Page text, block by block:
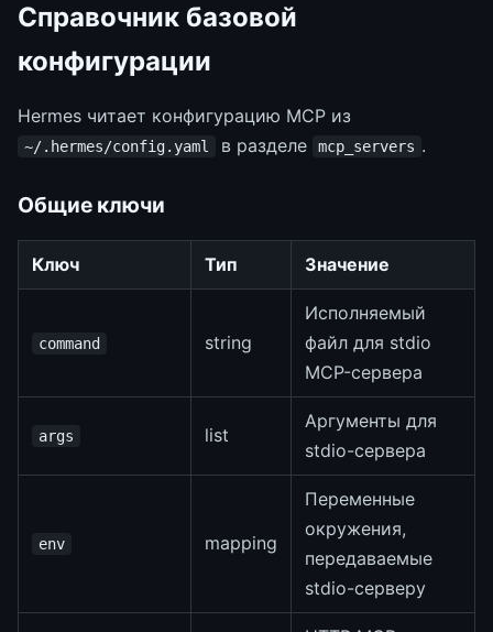
Справочник базовой
конфигурации
Hermes читает конфигурацию MCP из
~/.hermes/config.yaml в разделе mcp_servers .
Общие ключи
Ключ Тип Значение
command string
Исполняемый
файл для stdio
MCP-сервера
args list
Аргументы для
stdio-сервера
env mapping
Переменные
окружения,
передаваемые
stdio-серверу